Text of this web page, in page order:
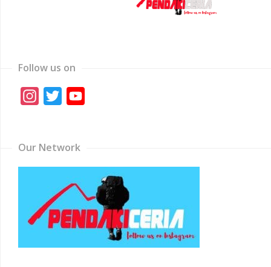
Follow us on
Instagram
Twitter
Our Network